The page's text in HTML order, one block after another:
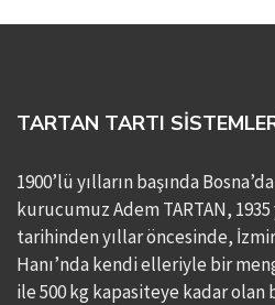
TARTAN TARTI
1900’lü yılların başında
kurucumuz Adem TARTAN, 1935
tarihinden yıllar öncesinde,
Hanı’nda kendi elleriyle bir
ile 500 kg kapasiteye kadar olan